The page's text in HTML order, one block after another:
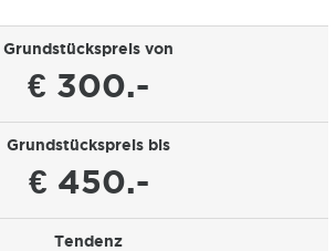
Grundstückspreis von
€ 300.-
Grundstückspreis bis
€ 450.-
Tendenz